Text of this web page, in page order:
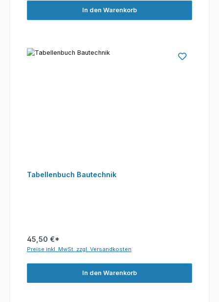
In den Warenkorb
Tabellenbuch Bautechnik
45,50 €*
Preise inkl. MwSt. zzgl. Versandkosten
In den Warenkorb